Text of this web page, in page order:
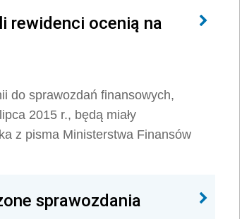
rewidenci ocenią na
do sprawozdań finansowych,
2015 r., będą miały
z pisma Ministerstwa Finansów
sprawozdania